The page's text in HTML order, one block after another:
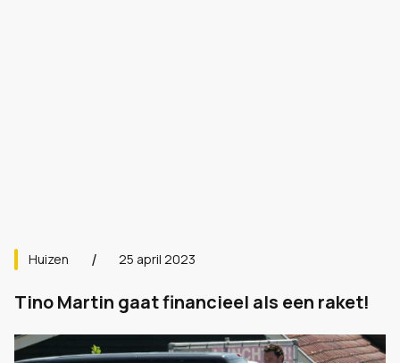
Huizen 25 april 2023
Tino Martin gaat financieel als een raket!